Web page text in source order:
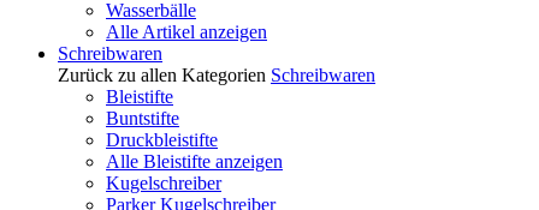
Wasserbälle
Alle Artikel anzeigen
Schreibwaren
Zurück zu allen Kategorien Schreibwaren
Bleistifte
Buntstifte
Druckbleistifte
Alle Bleistifte anzeigen
Kugelschreiber
Parker Kugelschreiber